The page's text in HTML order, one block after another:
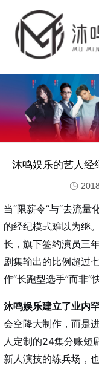
沐鸣娱乐的艺人经
当“限薪令”与“去流量
的经纪模式难以为继
长，旗下签约演员三
剧集输出的比例超过
作“长跑型选手”而非“
沐鸣娱乐建立了业内
会空降大制作，而是
人定制的24集分账短
新人演技的练兵场，